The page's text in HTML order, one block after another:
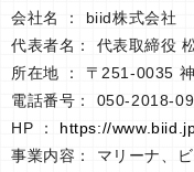
会社名 ： biid株式会社
代表者名： 代表取締役
所在地 ： 〒251-0035
電話番号： 050-2018-
HP ： https://
事業内容： マリーナ、